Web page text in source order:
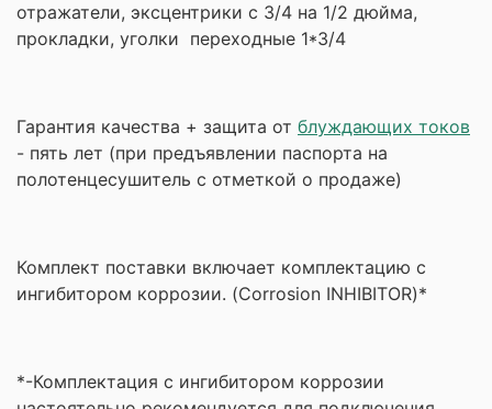
отражатели, эксцентрики с 3/4 на 1/2 дюйма,
прокладки, уголки переходные 1*3/4
Гарантия качества + защита от блуждающих токов
- пять лет (при предъявлении паспорта на
полотенцесушитель с отметкой о продаже)
Комплект поставки включает комплектацию с
ингибитором коррозии. (Corrosion INHIBITOR)*
*-Комплектация с ингибитором коррозии